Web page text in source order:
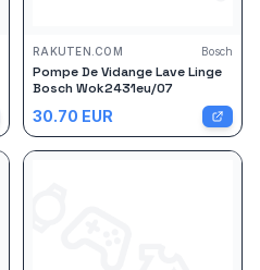
RAKUTEN.COM Bosch
Pompe De Vidange Lave Linge
Bosch Wok2431eu/07
30.70 EUR